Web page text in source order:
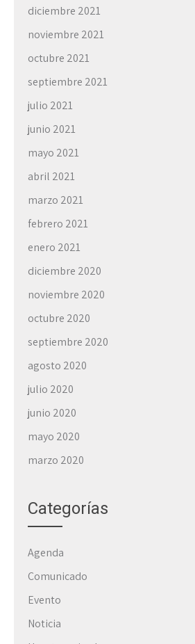
diciembre 2021
noviembre 2021
octubre 2021
septiembre 2021
julio 2021
junio 2021
mayo 2021
abril 2021
marzo 2021
febrero 2021
enero 2021
diciembre 2020
noviembre 2020
octubre 2020
septiembre 2020
agosto 2020
julio 2020
junio 2020
mayo 2020
marzo 2020
Categorías
Agenda
Comunicado
Evento
Noticia